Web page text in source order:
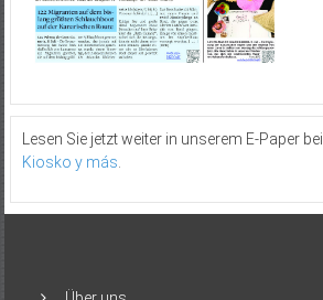
Lesen Sie jetzt weiter in unserem E-Paper bei
Kiosko y más.